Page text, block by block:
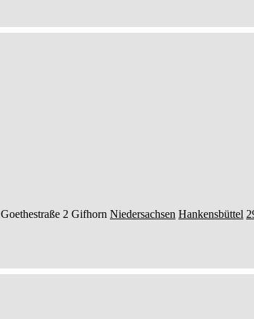
Goethestraße 2 Gifhorn Niedersachsen Hankensbüttel